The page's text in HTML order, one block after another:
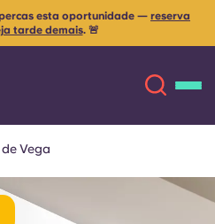
esta oportunidade — reserva
tarde demais. 🚨
Vega